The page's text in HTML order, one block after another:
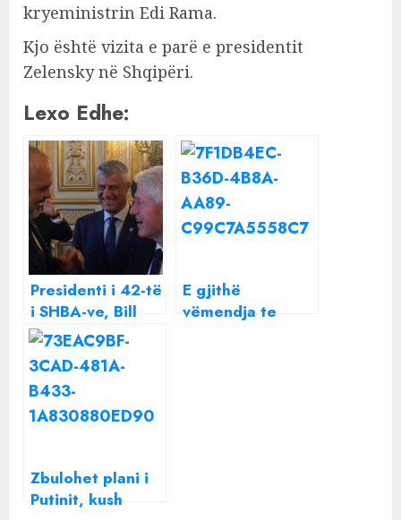
kryeministrin Edi Rama.
Kjo është vizita e parë e presidentit
Zelensky në Shqipëri.
Lexo Edhe:
Presidenti i 42-të
i SHBA-ve, Bill
Clinton mbërrin
sot në Tiranë
E gjithë
vëmendja te
Zbulohet plani i
Putinit, kush